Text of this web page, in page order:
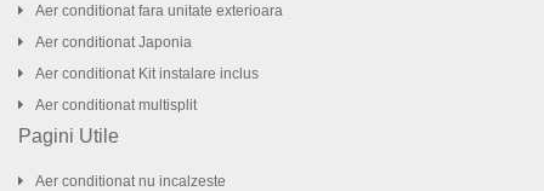
Aer conditionat fara unitate exterioara
Aer conditionat Japonia
Aer conditionat Kit instalare inclus
Aer conditionat multisplit
Pagini Utile
Aer conditionat nu incalzeste